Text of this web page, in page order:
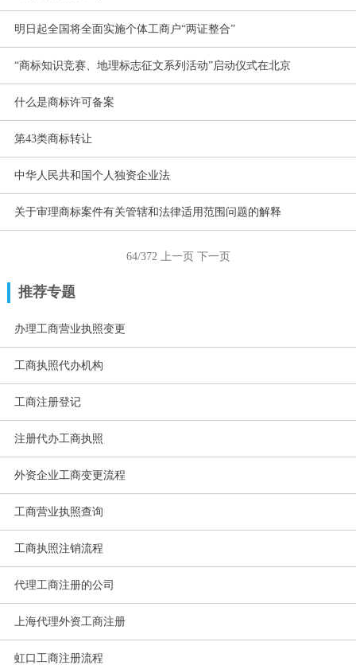
明日起全国将全面实施个体工商户“两证整合”
“商标知识竞赛、地理标志征文系列活动”启动仪式在北京
什么是商标许可备案
第43类商标转让
中华人民共和国个人独资企业法
关于审理商标案件有关管辖和法律适用范围问题的解释
64/372 上一页 下一页
推荐专题
办理工商营业执照变更
工商执照代办机构
工商注册登记
注册代办工商执照
外资企业工商变更流程
工商营业执照查询
工商执照注销流程
代理工商注册的公司
上海代理外资工商注册
虹口工商注册流程